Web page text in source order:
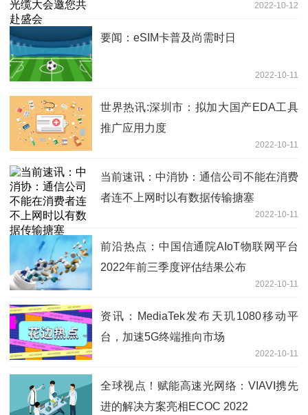
2022-10-12
要闻：eSIM卡普及尚需时日
2022-10-11
世界热讯:深圳市：拟加大国产EDA工具
推广应用力度
2022-10-11
当前速讯：中消协：通信公司不能在消费
者连不上网时以有数据传输搪塞
2022-10-11
前沿热点：中国信通院AIoT物联网平台
2022年前三季度评估结果公布
2022-10-11
资讯：MediaTek发布天玑1080移动平
台，加速5G终端推向市场
2022-10-11
全球视点！赋能高速光网络：VIAVI携先
进的解决方案亮相ECOC 2022